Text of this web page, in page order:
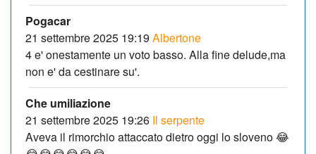
Pogacar
21 settembre 2025 19:19 Albertone
4 e' onestamente un voto basso. Alla fine delude,ma
non e' da cestinare su'.
Che umiliazione
21 settembre 2025 19:26 Il serpente
Aveva il rimorchio attaccato dietro oggi lo sloveno 😂